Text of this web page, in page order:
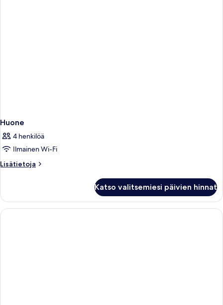
Huone
4 henkilöä
Ilmainen Wi-Fi
Lisätietoja
Lisätietoja
Katso valitsemiesi päivien hinnat